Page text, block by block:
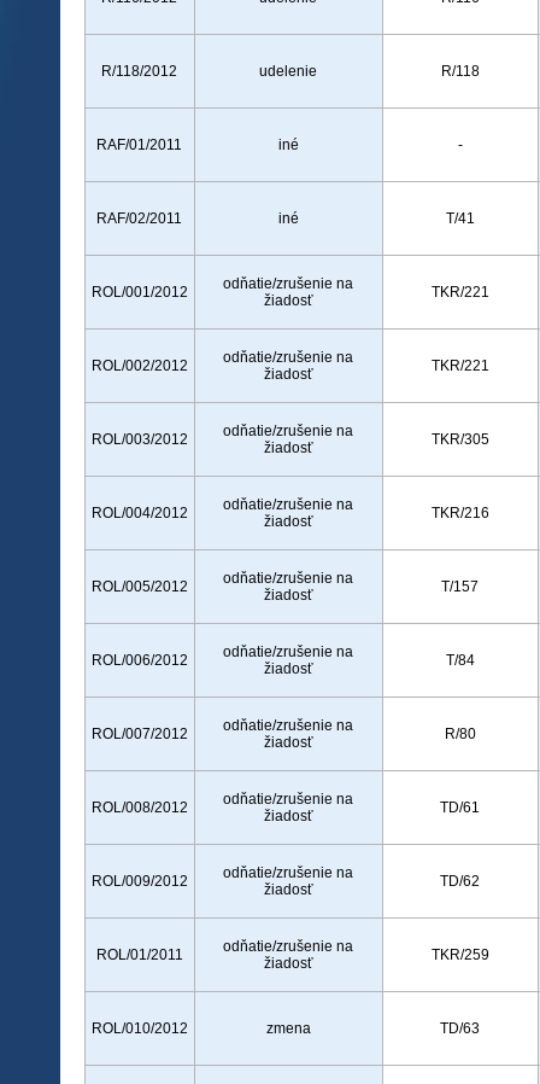
R/118/2012 udelenie R/118
RAF/01/2011 iné -
RAF/02/2011 iné T/41
ROL/001/2012
odňatie/zrušenie na
žiadosť
TKR/221
ROL/002/2012
odňatie/zrušenie na
žiadosť
TKR/221
ROL/003/2012
odňatie/zrušenie na
žiadosť
TKR/305
ROL/004/2012
odňatie/zrušenie na
žiadosť
TKR/216
ROL/005/2012
odňatie/zrušenie na
žiadosť
T/157
ROL/006/2012
odňatie/zrušenie na
žiadosť
T/84
ROL/007/2012
odňatie/zrušenie na
žiadosť
R/80
ROL/008/2012
odňatie/zrušenie na
žiadosť
TD/61
ROL/009/2012
odňatie/zrušenie na
žiadosť
TD/62
ROL/01/2011
odňatie/zrušenie na
žiadosť
TKR/259
ROL/010/2012 zmena TD/63